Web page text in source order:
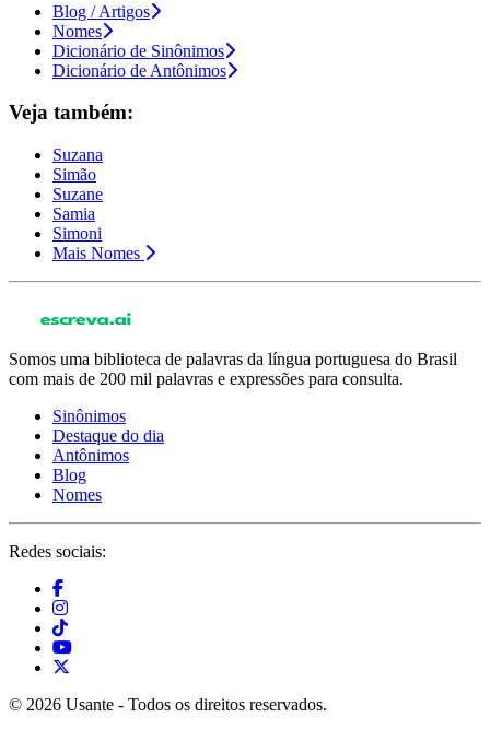
Blog / Artigos
Nomes
Dicionário de Sinônimos
Dicionário de Antônimos
Veja também:
Suzana
Simão
Suzane
Samia
Simoni
Mais Nomes
Somos uma biblioteca de palavras da língua portuguesa do Brasil
com mais de 200 mil palavras e expressões para consulta.
Sinônimos
Destaque do dia
Antônimos
Blog
Nomes
Redes sociais:
© 2026 Usante - Todos os direitos reservados.